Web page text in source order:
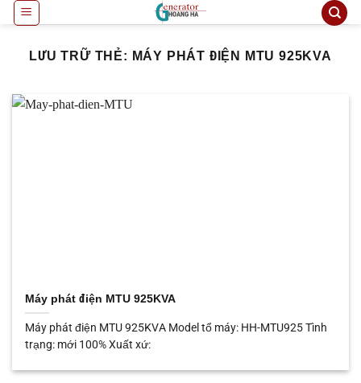
qua
LƯU TRỮ THẺ: MÁY PHÁT ĐIỆN MTU 925KVA
Máy phát điện MTU 925KVA
Máy phát điện MTU 925KVA Model tổ máy: HH-MTU925 Tình
trạng: mới 100% Xuất xứ: